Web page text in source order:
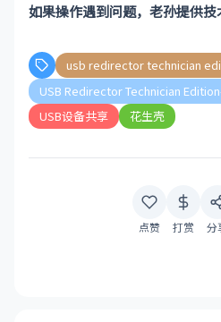
如果操作遇到问题，老孙提供技
usb redirector technician
USB Redirector Technician
USB设备共享
花生壳
点赞 打赏 分